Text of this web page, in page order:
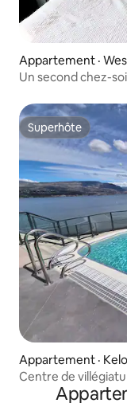
Appartement ·
Un second chez-soi
Superhôte
Superhôte
Appartement ·
Centre de